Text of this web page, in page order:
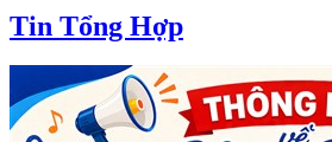
Tin Tổng Hợp